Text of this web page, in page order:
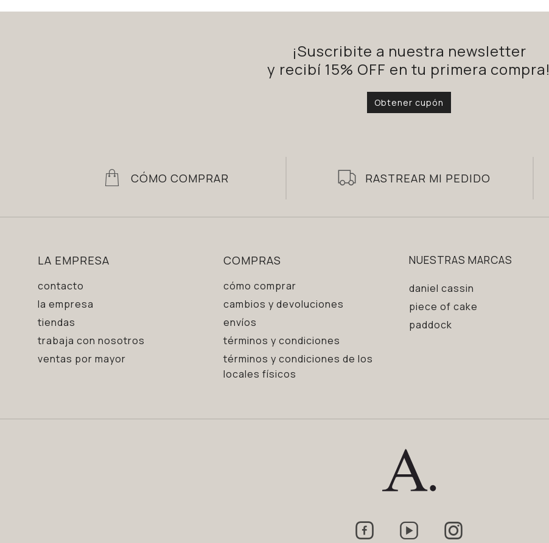
¡Suscribite a nuestra newsletter
y recibí 15% OFF en tu primera compra!
Obtener cupón
CÓMO COMPRAR RASTREAR MI PEDIDO
LA EMPRESA
contacto
la empresa
tiendas
trabaja con nosotros
ventas por mayor
COMPRAS
cómo comprar
cambios y devoluciones
envíos
términos y condiciones
términos y condiciones de los
locales físicos
NUESTRAS MARCAS
daniel cassin
piece of cake
paddock
  